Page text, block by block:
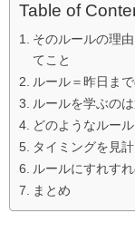
Table of
そのルールの理
てこと
ルール＝昨日まで
ルールを学ぶの
どのようなルー
タイミングを見
ルールにすれす
まとめ